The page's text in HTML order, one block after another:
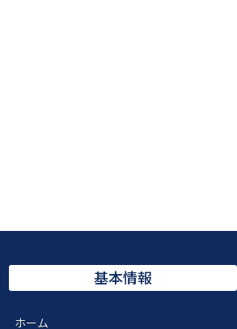
基本情報
ホーム